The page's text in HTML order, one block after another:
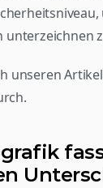
unterzeichnen
unseren